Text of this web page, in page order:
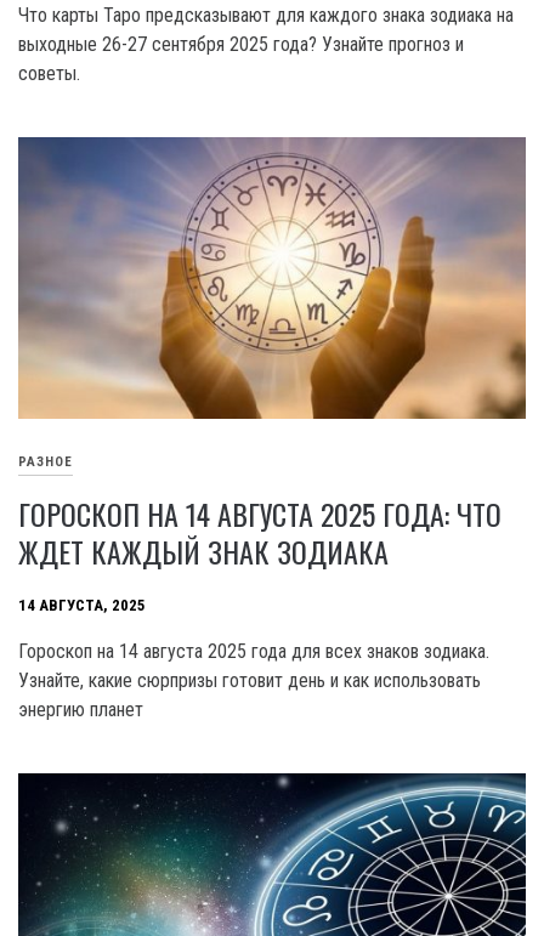
Что карты Таро предсказывают для каждого знака зодиака на
выходные 26-27 сентября 2025 года? Узнайте прогноз и
советы.
РАЗНОЕ
ГОРОСКОП НА 14 АВГУСТА 2025 ГОДА: ЧТО
ЖДЕТ КАЖДЫЙ ЗНАК ЗОДИАКА
14 АВГУСТА, 2025
Гороскоп на 14 августа 2025 года для всех знаков зодиака.
Узнайте, какие сюрпризы готовит день и как использовать
энергию планет